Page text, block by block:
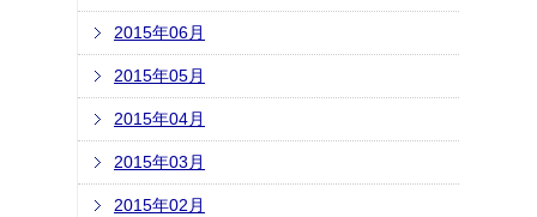
2015年06月
2015年05月
2015年04月
2015年03月
2015年02月